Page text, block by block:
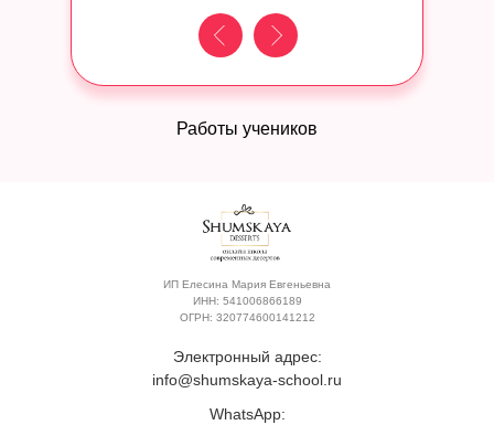
Работы учеников
Электронный адрес:
info@shumskaya-school.ru
WhatsApp:
ИП Елесина Мария Евгеньевна
ИНН: 541006866189
ОГРН: 320774600141212